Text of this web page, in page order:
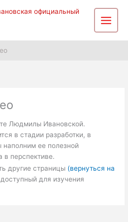
официальный
Main
Menu
Людмилы Ивановской.
в стадии разработки, в
ее полезной
в перспективе.
другие страницы (вернуться на
для изучения